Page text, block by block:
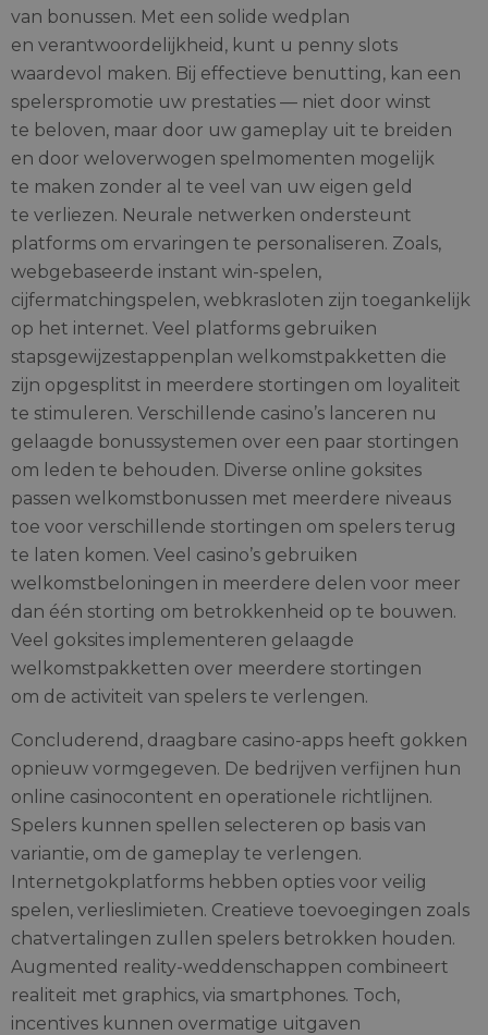
van bonussen. Met een solide wedplan
en verantwoordelijkheid, kunt u penny slots
waardevol maken. Bij effectieve benutting, kan een
spelerspromotie uw prestaties — niet door winst
te beloven, maar door uw gameplay uit te breiden
en door weloverwogen spelmomenten mogelijk
te maken zonder al te veel van uw eigen geld
te verliezen. Neurale netwerken ondersteunt
platforms om ervaringen te personaliseren. Zoals,
webgebaseerde instant win-spelen,
cijfermatchingspelen, webkrasloten zijn toegankelijk
op het internet. Veel platforms gebruiken
stapsgewijzestappenplan welkomstpakketten die
zijn opgesplitst in meerdere stortingen om loyaliteit
te stimuleren. Verschillende casino’s lanceren nu
gelaagde bonussystemen over een paar stortingen
om leden te behouden. Diverse online goksites
passen welkomstbonussen met meerdere niveaus
toe voor verschillende stortingen om spelers terug
te laten komen. Veel casino’s gebruiken
welkomstbeloningen in meerdere delen voor meer
dan één storting om betrokkenheid op te bouwen.
Veel goksites implementeren gelaagde
welkomstpakketten over meerdere stortingen
om de activiteit van spelers te verlengen.
Concluderend, draagbare casino-apps heeft gokken
opnieuw vormgegeven. De bedrijven verfijnen hun
online casinocontent en operationele richtlijnen.
Spelers kunnen spellen selecteren op basis van
variantie, om de gameplay te verlengen.
Internetgokplatforms hebben opties voor veilig
spelen, verlieslimieten. Creatieve toevoegingen zoals
chatvertalingen zullen spelers betrokken houden.
Augmented reality-weddenschappen combineert
realiteit met graphics, via smartphones. Toch,
incentives kunnen overmatige uitgaven